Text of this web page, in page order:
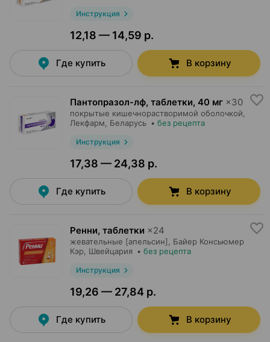
Инструкция
12,18 — 14,59 р.
Где купить В корзину
Пантопразол-лф, таблетки, 40 мг ×30
покрытые кишечнорастворимой оболочкой,
Лекфарм , Беларусь • без рецепта
Инструкция
17,38 — 24,38 р.
Где купить В корзину
Ренни, таблетки ×24
жевательные [апельсин],
Байер Консьюмер
Кэр , Швейцария • без рецепта
Инструкция
19,26 — 27,84 р.
Где купить В корзину